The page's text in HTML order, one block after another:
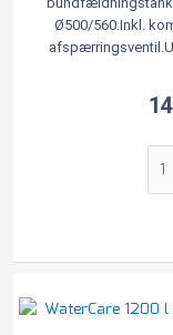
Ø500/560.Inkl.